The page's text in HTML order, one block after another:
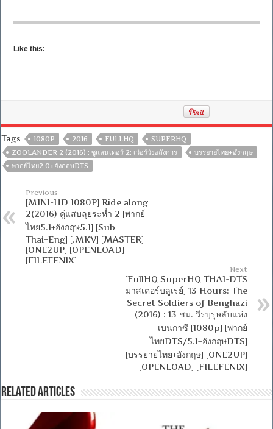
Like this:
Tags 1080P 2016 FULLHQ
SUPERHQ
ZOOLANDER 2 (2016) : ซูแลนเดอร์ 2: เว่อร์วังอลังการ
บรรยายไทย+อังกฤษ
พากย์ไทย2.0+อังกฤษDTS
Previous
[MINI-HD 1080P] Ride along
2(2016) คู่แสบลุยระห่ำ 2 [พากย์
ไทย5.1+อังกฤษ5.1] [Sub
Thai+Eng] [.MKV] [MASTER]
[ONE2UP] [OPENLOAD]
[FILEFENIX]
Next
[FullHQ SuperHQ THAI-DTS
มาสเตอร์บลูเรย์] 13 Hours: The
Secret Soldiers of Benghazi
(2016) : 13 ชม. วีรบุรุษลับแห่ง
เบนกาซี [1080p] [พากย์
ไทยDTS/5.1+อังกฤษDTS]
[บรรยายไทย+อังกฤษ] [ONE2UP]
[OPENLOAD] [FILEFENIX]
Related Articles